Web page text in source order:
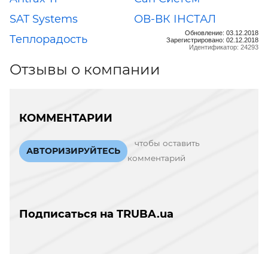
SAT Systems
ОВ-ВК ІНСТАЛ
Теплорадость
Обновление: 03.12.2018
Зарегистрировано: 02.12.2018
Идентификатор: 24293
Отзывы о компании
КОММЕНТАРИИ
АВТОРИЗИРУЙТЕСЬ
чтобы оставить
комментарий
Подписаться на TRUBA.ua